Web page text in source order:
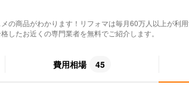
の商品がわかります！リフォマは毎月60万人以上が利
したお近くの専門業者を無料でご紹介します。
費用相場 45